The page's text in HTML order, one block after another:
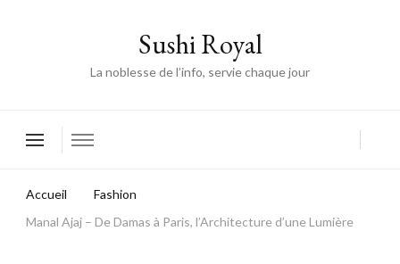
Sushi Royal
La noblesse de l’info, servie chaque jour
Accueil
Fashion
Manal Ajaj – De Damas à Paris, l’Architecture d’une Lumière